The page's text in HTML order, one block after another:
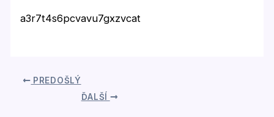
a3r7t4s6pcvavu7gxzvcat
PREDOŠLÝ
ĎALŠÍ